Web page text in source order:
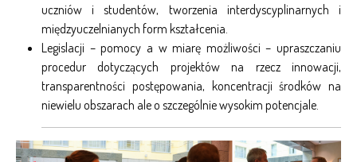
uczniów i studentów, tworzenia interdyscyplinarnych i
międzyuczelnianych form kształcenia.
Legislacji – pomocy a w miarę możliwości – upraszczaniu
procedur dotyczących projektów na rzecz innowacji,
transparentności postępowania, koncentracji środków na
niewielu obszarach ale o szczególnie wysokim potencjale.